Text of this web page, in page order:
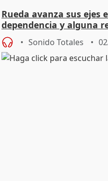
Rueda avanza sus ejes
dependencia y alguna
vivienda
Sonido Totales